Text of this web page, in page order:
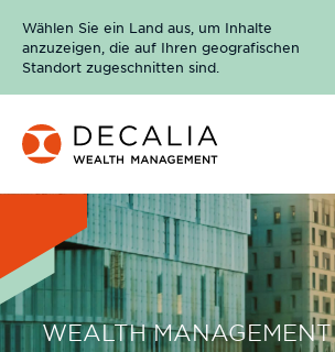
Inhalt
springen
Wählen Sie ein Land aus, um Inhalte
anzuzeigen, die auf Ihren geografischen
Standort zugeschnitten sind.
WEALTH MANAGEMENT